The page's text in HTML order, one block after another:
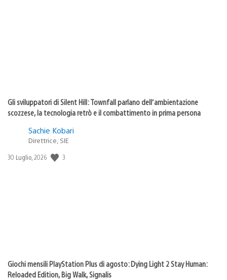
Gli sviluppatori di Silent Hill: Townfall parlano dell’ambientazione
scozzese, la tecnologia retrò e il combattimento in prima persona
Sachie Kobari
Direttrice, SIE
Data
30 Luglio, 2026 3
Giochi mensili PlayStation Plus di agosto: Dying Light 2 Stay Human:
Reloaded Edition, Big Walk, Signalis